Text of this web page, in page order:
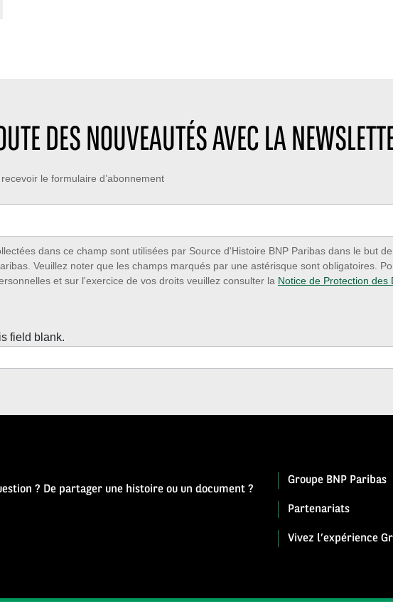
DES NOUVEAUTÉS AVEC LA
le formulaire d’abonnement
dans ce champ sont utilisées par Source d'Histoire BNP Paribas dans le but
Veuillez noter que les champs marqués par une astérisque sont obligatoires.
et sur l'exercice de vos droits veuillez consulter la Notice de Protection des
field blank.
? De partager une histoire ou un document ?
Groupe BNP Paribas
Partenariats
Vivez l’expérience